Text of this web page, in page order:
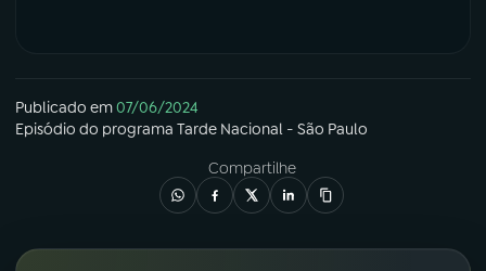
Publicado em07/06/2024
Episódio do programa Tarde Nacional - São Paulo
Compartilhe